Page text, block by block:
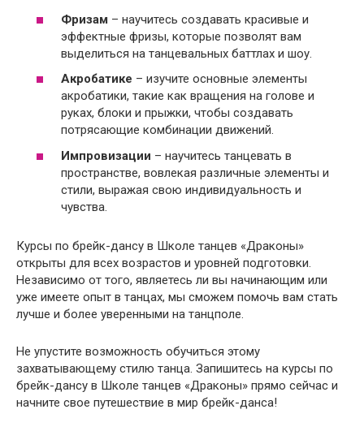
Фризам – научитесь создавать красивые и
эффектные фризы, которые позволят вам
выделиться на танцевальных баттлах и шоу.
Акробатике – изучите основные элементы
акробатики, такие как вращения на голове и
руках, блоки и прыжки, чтобы создавать
потрясающие комбинации движений.
Импровизации – научитесь танцевать в
пространстве, вовлекая различные элементы и
стили, выражая свою индивидуальность и
чувства.
Курсы по брейк-дансу в Школе танцев «Драконы»
открыты для всех возрастов и уровней подготовки.
Независимо от того, являетесь ли вы начинающим или
уже имеете опыт в танцах, мы сможем помочь вам стать
лучше и более уверенными на танцполе.
Не упустите возможность обучиться этому
захватывающему стилю танца. Запишитесь на курсы по
брейк-дансу в Школе танцев «Драконы» прямо сейчас и
начните свое путешествие в мир брейк-данса!